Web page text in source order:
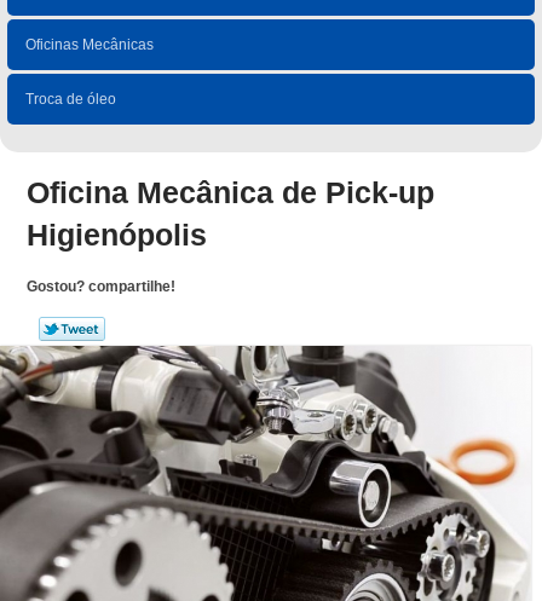
Oficinas Mecânicas
Troca de óleo
Oficina Mecânica de Pick-up
Higienópolis
Gostou? compartilhe!